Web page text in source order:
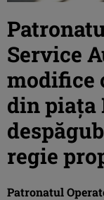
Service
modifice
din piața
regie
Patronatul